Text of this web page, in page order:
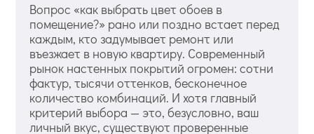
Вопрос «как выбрать цвет обоев в
помещение?» рано или поздно встает перед
каждым, кто задумывает ремонт или
въезжает в новую квартиру. Современный
рынок настенных покрытий огромен: сотни
фактур, тысячи оттенков, бесконечное
количество комбинаций. И хотя главный
критерий выбора — это, безусловно, ваш
личный вкус, существуют проверенные